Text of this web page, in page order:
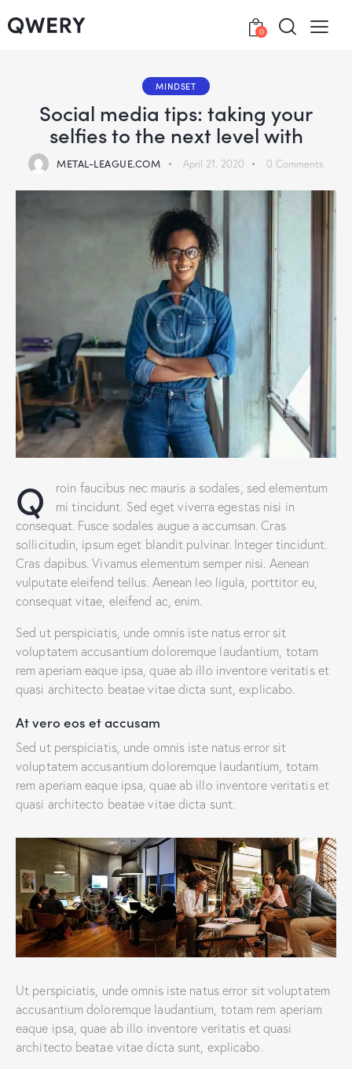
0
MINDSET
Social media tips: taking your
selfies to the next level with
METAL-LEAGUE.COM April 21, 2020 0 Comments
Q
roin faucibus nec mauris a sodales, sed elementum
mi tincidunt. Sed eget viverra egestas nisi in
consequat. Fusce sodales augue a accumsan. Cras
sollicitudin, ipsum eget blandit pulvinar. Integer tincidunt.
Cras dapibus. Vivamus elementum semper nisi. Aenean
vulputate eleifend tellus. Aenean leo ligula, porttitor eu,
consequat vitae, eleifend ac, enim.
Sed ut perspiciatis, unde omnis iste natus error sit
voluptatem accusantium doloremque laudantium, totam
rem aperiam eaque ipsa, quae ab illo inventore veritatis et
quasi architecto beatae vitae dicta sunt, explicabo.
At vero eos et accusam
Sed ut perspiciatis, unde omnis iste natus error sit
voluptatem accusantium doloremque laudantium, totam
rem aperiam eaque ipsa, quae ab illo inventore veritatis et
quasi architecto beatae vitae dicta sunt.
Ut perspiciatis, unde omnis iste natus error sit voluptatem
accusantium doloremque laudantium, totam rem aperiam
eaque ipsa, quae ab illo inventore veritatis et quasi
architecto beatae vitae dicta sunt, explicabo.